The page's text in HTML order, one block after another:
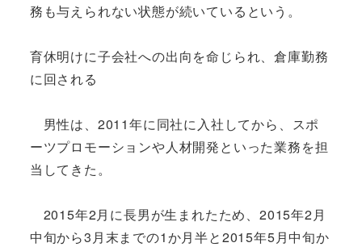
務も与えられない状態が続いているという。
育休明けに子会社への出向を命じられ、倉庫勤務
に回される
男性は、2011年に同社に入社してから、スポ
ーツプロモーションや人材開発といった業務を担
当してきた。
2015年2月に長男が生まれたため、2015年2月
中旬から3月末までの1か月半と2015年5月中旬か